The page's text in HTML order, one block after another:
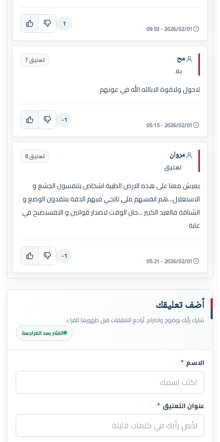
2026/02/01 - 09:53
1
مح
بلا
تعليق 7
لاحول ولاقوة الابالله الله في عونهم
2026/02/01 - 05:15
-1
مروان
تعليق
تعليق 8
يعيش معنا على هذه الارض الطيبة اشخاص يتنفسون الجشع و
الاستغلال...هم انفسهم ملي تاتجي فيهم الدقة ينتقدون الوضع و
الشناقة فالعيد الكبير ...حان الوقت لاصدار قوانين و الافسنصبح في
غابة
2026/02/01 - 05:21
-1
أضف تعليقك
شارك رأيك بوضوح واحترام. تُراجع التعليقات قبل ظهورها للقراء.
النشر بعد المراجعة
اترك هذا الحقل فارغاً
الاسم *
عنوان التعليق *